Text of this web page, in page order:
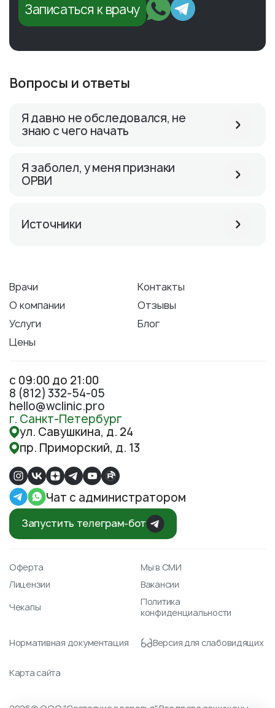
Записаться к врачу
Вопросы и ответы
Я давно не обследовался, не
знаю с чего начать
Я заболел, у меня признаки
ОРВИ
Источники
Врачи
Контакты
О компании
Отзывы
Услуги
Блог
Цены
с 09:00 до 21:00
8 (812) 332-54-05
hello@wclinic.pro
г. Санкт-Петербург
ул. Савушкина, д. 24
пр. Приморский, д. 13
Чат с администратором
Запустить телеграм-бот
Оферта
Мы в СМИ
Лицензии
Вакансии
Чекапы
Политика
конфиденциальности
Нормативная документация Версия для слабовидящих
Карта сайта